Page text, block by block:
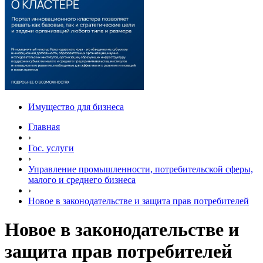
Имущество для бизнеса
Главная
›
Гос. услуги
›
Управление промышленности, потребительской сферы,
малого и среднего бизнеса
›
Новое в законодательстве и защита прав потребителей
Новое в законодательстве и
защита прав потребителей